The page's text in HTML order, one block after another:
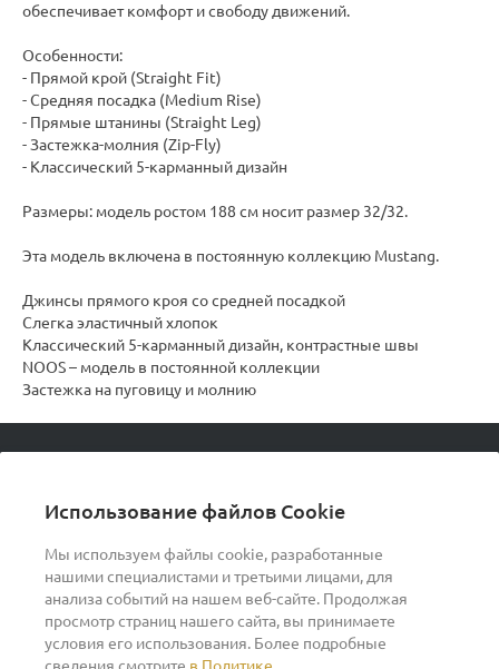
Использование файлов Cookie
Мы используем файлы cookie, разработанные
нашими специалистами и третьими лицами, для
анализа событий на нашем веб-сайте. Продолжая
просмотр страниц нашего сайта, вы принимаете
условия его использования. Более подробные
обеспечивает комфорт и свободу движений.
Особенности:
- Прямой крой (Straight Fit)
- Средняя посадка (Medium Rise)
- Прямые штанины (Straight Leg)
- Застежка-молния (Zip-Fly)
- Классический 5-карманный дизайн
Размеры: модель ростом 188 см носит размер 32/32.
Эта модель включена в постоянную коллекцию Mustang.
Джинсы прямого кроя со средней посадкой
Слегка эластичный хлопок
Классический 5-карманный дизайн, контрастные швы
NOOS – модель в постоянной коллекции
Застежка на пуговицу и молнию
О компании
Помощь